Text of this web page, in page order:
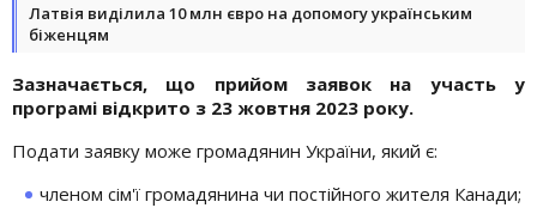
Латвія виділила 10 млн євро на допомогу українським
біженцям
Зазначається, що прийом заявок на участь у
програмі відкрито з 23 жовтня 2023 року.
Подати заявку може громадянин України, який є:
членом сім'ї громадянина чи постійного жителя Канади;